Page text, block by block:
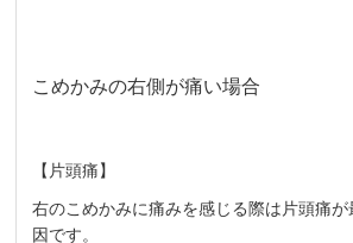
こめかみの右側が痛い場合
【片頭痛】
右のこめかみに痛みを感じる際は片頭痛
因です。